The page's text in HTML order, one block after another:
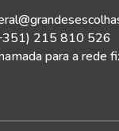
215 810 526
para a rede